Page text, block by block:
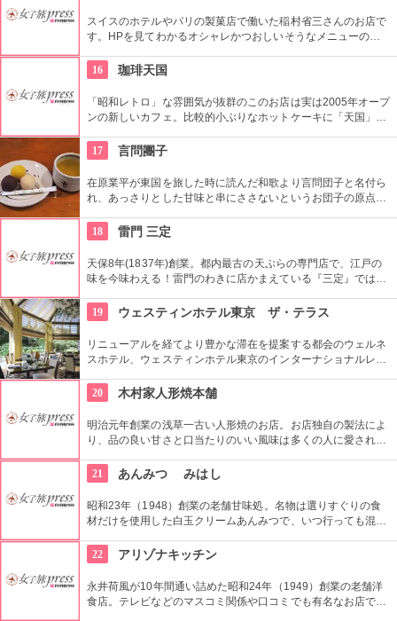
スイスのホテルやパリの製菓店で働いた稲村省三さんのお店で
す。HPを見てわかるオシャレかつおしいそうなメニューの
を絶えません。
16 珈琲天国
「昭和レトロ」な雰囲気が抜群のこのお店は実は2005年オープ
ンの新しいカフェ。比較的小ぶりなホットケーキに「天国」の
ここへ。
17 言問團子
在原業平が東国を旅した時に読んだ和歌より言問団子と名付ら
れ、あっさりとした甘味と串にささないというお団子の原点を
の餡の３種類がある。
18 雷門 三定
天保8年(1837年)創業。都内最古の天ぷらの専門店で、江戸の
味を今味わえる！雷門のわきに店かまえている『三定』では特
19
ウェスティンホテル東京 ザ・テラス
リニューアルを経てより豊かな滞在を提案する都会のウェルネ
スホテル、ウェスティンホテル東京のインターナショナルレス
にアツアツで食べられるビュッフェスタイルのレストラン。旬
の野菜がふんだんに使われているのでとてもヘルシー。宝石の
ようなデザートは、ベテランシェフ一押し。
20 木村家人形焼本舗
明治元年創業の浅草一古い人形焼のお店。お店独自の製法によ
り、品の良い甘さと口当たりのいい風味は多くの人に愛されて
ンコの入っていないタイプもあり。ハトのマークを目印に探し
て。
21 あんみつ みはし
昭和23年（1948）創業の老舗甘味処。名物は選りすぐりの食
材だけを使用した白玉クリームあんみつで、いつ行っても混ん
22
アリゾナキッチン
永井荷風が10年間通い詰めた昭和24年（1949）創業の老舗洋
食店。テレビなどのマスコミ関係や口コミでも有名なお店で、